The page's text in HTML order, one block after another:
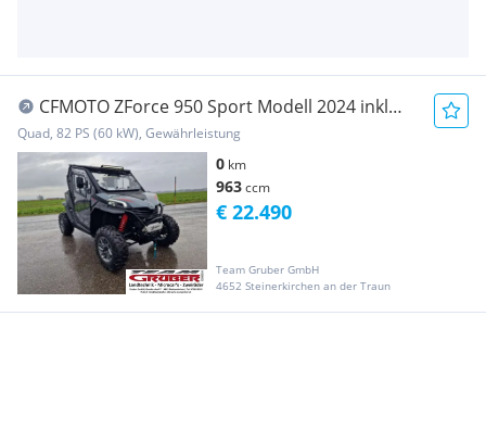
CFMOTO ZForce 950 Sport Modell 2024 inkl
Koffer hinten Vollka...
Quad, 82 PS (60 kW), Gewährleistung
0 km
963ccm
Team Gruber GmbH
4652 Steinerkirchen an der Traun
€ 22.490